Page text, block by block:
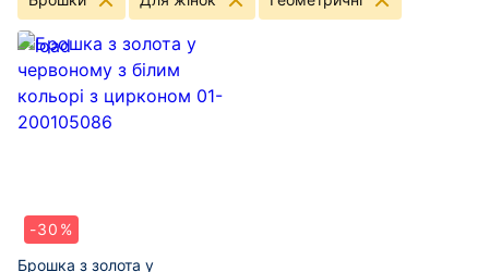
-30%
Брошка з золота у